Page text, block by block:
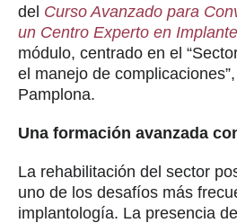
del Curso Avanzado para
un Centro Experto en
módulo, centrado en el
el manejo de
Pamplona.
Una formación avanzada
La rehabilitación del sector
uno de los desafíos más
implantología. La presencia